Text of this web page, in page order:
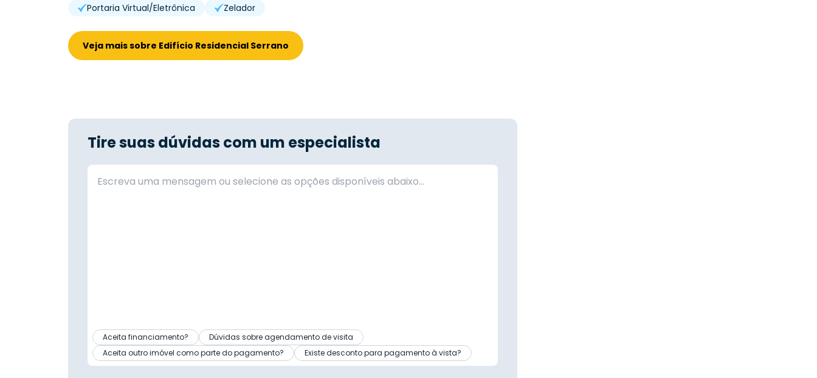
Portaria Virtual/Eletrônica Zelador
Veja mais sobre Edifício Residencial Serrano
Tire suas dúvidas com um especialista
Aceita financiamento?
Dúvidas sobre agendamento de visita
Aceita outro imóvel como parte do pagamento?
Existe desconto para pagamento à vista?